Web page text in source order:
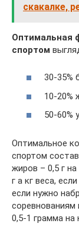
скакалке,
Оптимальная
спортом
30-35%
10-20%
50-60%
Оптимальное
спортом
жиров – 0,5 г
г а кг веса,
если нужно
соревнованиям
0,5-1 грамма на